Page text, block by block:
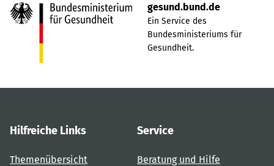
gesund.bund.de
Ein Service des
Bundesministeriums für
Gesundheit.
Hilfreiche Links
Themenübersicht
Service
Beratung und Hilfe